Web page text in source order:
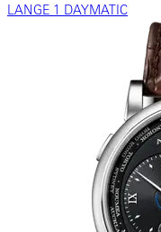
LANGE 1 DAYMATIC